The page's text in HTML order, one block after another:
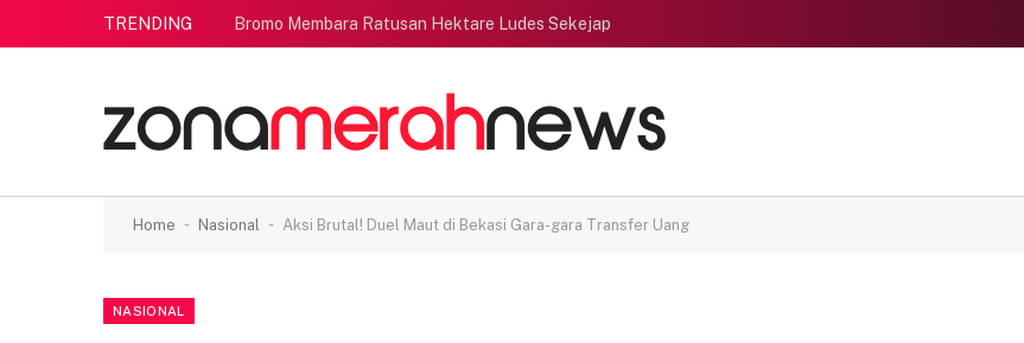
TRENDING Bromo Membara Ratusan Hektare Ludes Sekejap
Home - Nasional - Aksi Brutal! Duel Maut di Bekasi Gara-gara Transfer Uang
NASIONAL